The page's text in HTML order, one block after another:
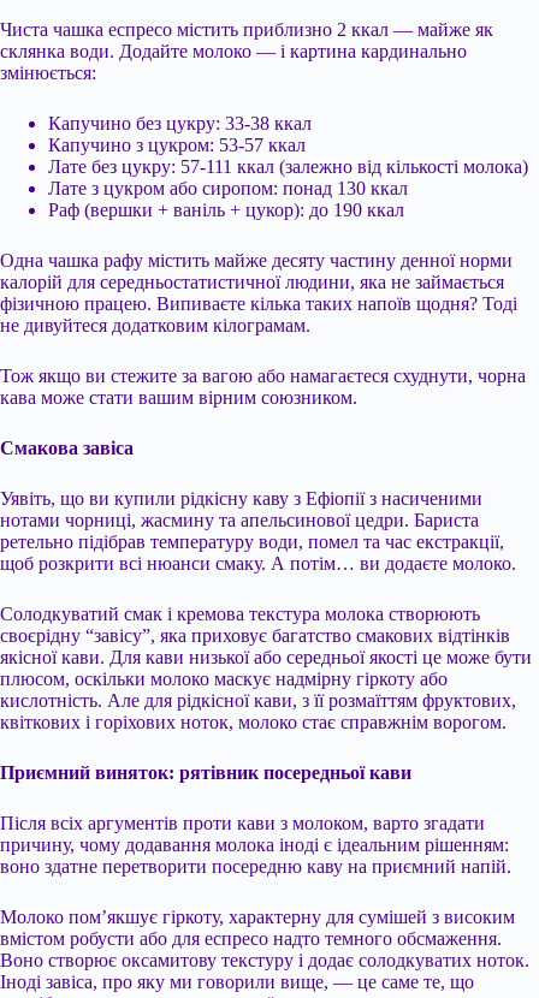
Чиста чашка еспресо містить приблизно 2 ккал — майже як
склянка води. Додайте молоко — і картина кардинально
змінюється:
Капучино без цукру: 33-38 ккал
Капучино з цукром: 53-57 ккал
Лате без цукру: 57-111 ккал (залежно від кількості молока)
Лате з цукром або сиропом: понад 130 ккал
Раф (вершки + ваніль + цукор): до 190 ккал
Одна чашка рафу містить майже десяту частину денної норми
калорій для середньостатистичної людини, яка не займається
фізичною працею. Випиваєте кілька таких напоїв щодня? Тоді
не дивуйтеся додатковим кілограмам.
Тож якщо ви стежите за вагою або намагаєтеся схуднути, чорна
кава може стати вашим вірним союзником.
Смакова завіса
Уявіть, що ви купили рідкісну каву з Ефіопії з насиченими
нотами чорниці, жасмину та апельсинової цедри. Бариста
ретельно підібрав температуру води, помел та час екстракції,
щоб розкрити всі нюанси смаку. А потім… ви додаєте молоко.
Солодкуватий смак і кремова текстура молока створюють
своєрідну “завісу”, яка приховує багатство смакових відтінків
якісної кави. Для кави низької або середньої якості це може бути
плюсом, оскільки молоко маскує надмірну гіркоту або
кислотність. Але для рідкісної кави, з її розмаїттям фруктових,
квіткових і горіхових ноток, молоко стає справжнім ворогом.
Приємний виняток: рятівник посередньої кави
Після всіх аргументів проти кави з молоком, варто згадати
причину, чому додавання молока іноді є ідеальним рішенням:
воно здатне перетворити посередню каву на приємний напій.
Молоко пом’якшує гіркоту, характерну для сумішей з високим
вмістом робусти або для еспресо надто темного обсмаження.
Воно створює оксамитову текстуру і додає солодкуватих ноток.
Іноді завіса, про яку ми говорили вище, — це саме те, що